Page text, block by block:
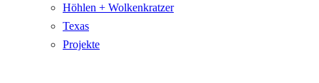
Höhlen + Wolkenkratzer
Texas
Projekte